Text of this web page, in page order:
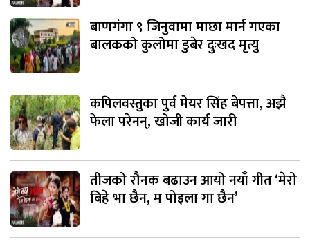
बाणगंगा ९ जिनुवामा माछा मार्न गएका
बालकको कुलोमा डुबेर दुःखद मृत्यु
कपिलवस्तुका पुर्व मेयर सिंह बेपत्ता, अझै
फेला परेनन्, खोजी कार्य जारी
तीजको रौनक बढाउन आयो नयाँ गीत ‘मेरो
बिहे भा छैन, म पोइला गा छैन’